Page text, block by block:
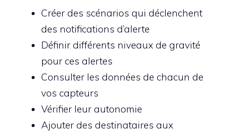
Créer des scénarios qui déclenchent
des notifications d’alerte
Définir différents niveaux de gravité
pour ces alertes
Consulter les données de chacun de
vos capteurs
Vérifier leur autonomie
Ajouter des destinataires aux